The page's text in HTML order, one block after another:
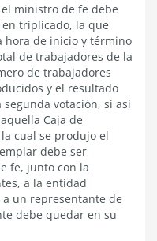
ministro de fe debe
triplicado, la que
hora de inicio y término
de trabajadores de la
de trabajadores
y el resultado
votación, si así
Caja de
cual se produjo el
debe ser
fe, junto con la
a la entidad
un representante de
debe quedar en su